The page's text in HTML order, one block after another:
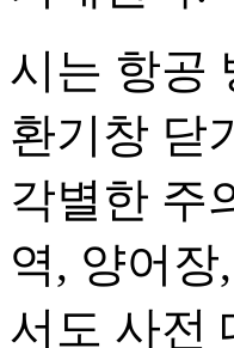
시는 항공
환기창 닫
각별한 주
역, 양어
서도 사전